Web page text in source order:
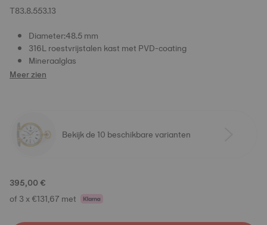
T83.8.553.13
Diameter:48.5 mm
316L roestvrijstalen kast met PVD-coating
Mineraalglas
Meer zien
Bekijk de 10 beschikbare varianten
395,00 €
of 3 x €131,67 met